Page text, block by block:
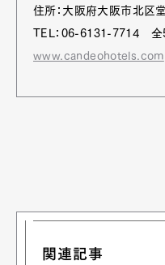
住所：大阪府大阪市北区
TEL：06-6131-7714 全
www.candeohotels.com
関連記事